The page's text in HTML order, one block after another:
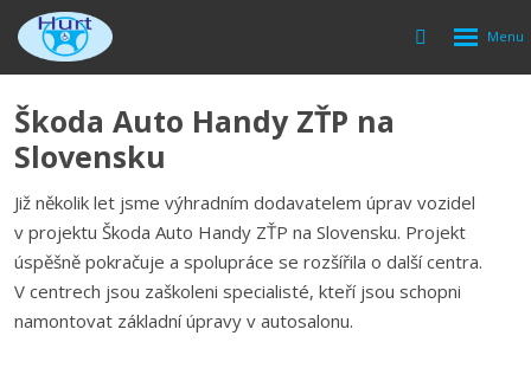
Vyhledávání
Rozbalení
Škoda Auto Handy ZŤP na
Slovensku
Již několik let jsme výhradním dodavatelem úprav vozidel
v projektu Škoda Auto Handy ZŤP na Slovensku. Projekt
úspěšně pokračuje a spolupráce se rozšířila o další centra.
V centrech jsou zaškoleni specialisté, kteří jsou schopni
namontovat základní úpravy v autosalonu.